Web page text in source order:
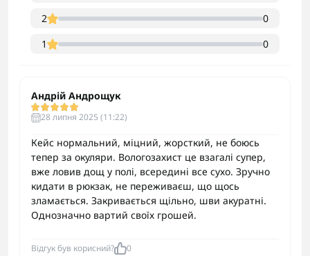
2
0
1
0
Андрій Андрощук
28 липня 2025 (11:22)
Кейс нормальний, міцний, жорсткий, не боюсь
тепер за окуляри. Вологозахист це взагалі супер,
вже ловив дощ у полі, всередині все сухо. Зручно
кидати в рюкзак, не переживаєш, що щось
зламається. Закривається щільно, шви акуратні.
Однозначно вартий своїх грошей.
Відгук був корисний? 0